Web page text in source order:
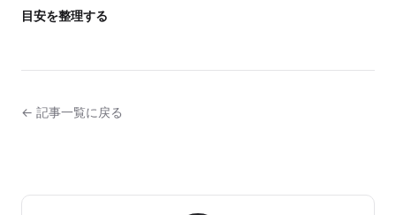
目安を整理する
← 記事一覧に戻る